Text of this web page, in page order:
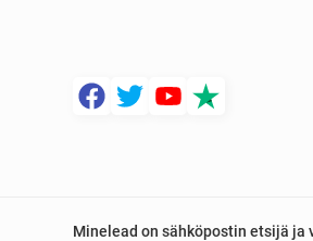
Minelead on sähköpostin etsijä